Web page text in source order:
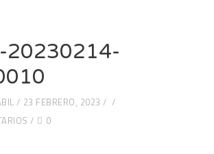
20230214-
23 FEBRERO, 2023
0